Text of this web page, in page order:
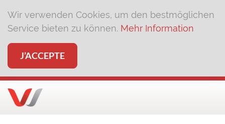
Wir verwenden Cookies, um den bestmöglichen
Service bieten zu können. Mehr Information
J’ACCEPTE